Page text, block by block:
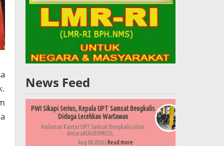
News Feed
PWI Sikapi Serius, Kepala UPT Samsat Bengkalis
Diduga Lecehkan Wartawan
Halaman Kantor UPT Samsat Bengkalis jalan
AntaraRIAUEXPRESS,...
Aug 06 2026 | Read more